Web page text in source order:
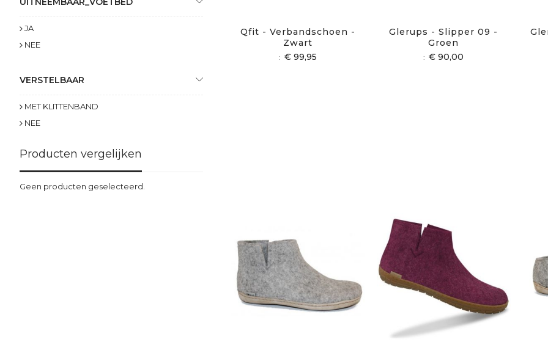
Qfit - Verbandschoen -
Zwart
€ 99,95
Glerups - Slipper 09 -
Groen
€ 90,00
JA
NEE
VERSTELBAAR
MET KLITTENBAND
NEE
Producten vergelijken
Geen producten geselecteerd.